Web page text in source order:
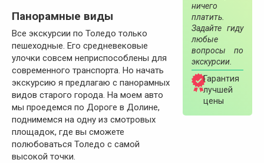
ничего
платить.
Задайте гиду
любые
вопросы по
экскурсии.
Гарантия
лучшей
цены
Панорамные виды
Все экскурсии по Толедо только
пешеходные. Его средневековые
улочки совсем неприспособлены для
современного транспорта. Но начать
экскурсию я предлагаю с панорамных
видов старого города. На моем авто
мы проедемся по Дороге в Долине,
поднимемся на одну из смотровых
площадок, где вы сможете
полюбоваться Толедо с самой
высокой точки.